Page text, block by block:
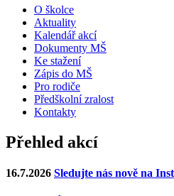
O školce
Aktuality
Kalendář akcí
Dokumenty MŠ
Ke stažení
Zápis do MŠ
Pro rodiče
Předškolní zralost
Kontakty
Přehled akcí
16.7.2026 Sledujte nás nově na